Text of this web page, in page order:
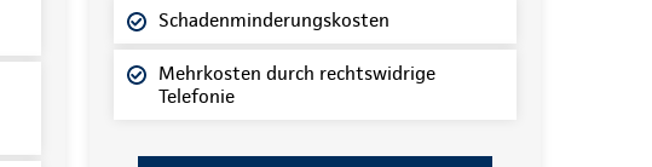
Schadenminderungskosten
Mehrkosten durch rechtswidrige
Telefonie